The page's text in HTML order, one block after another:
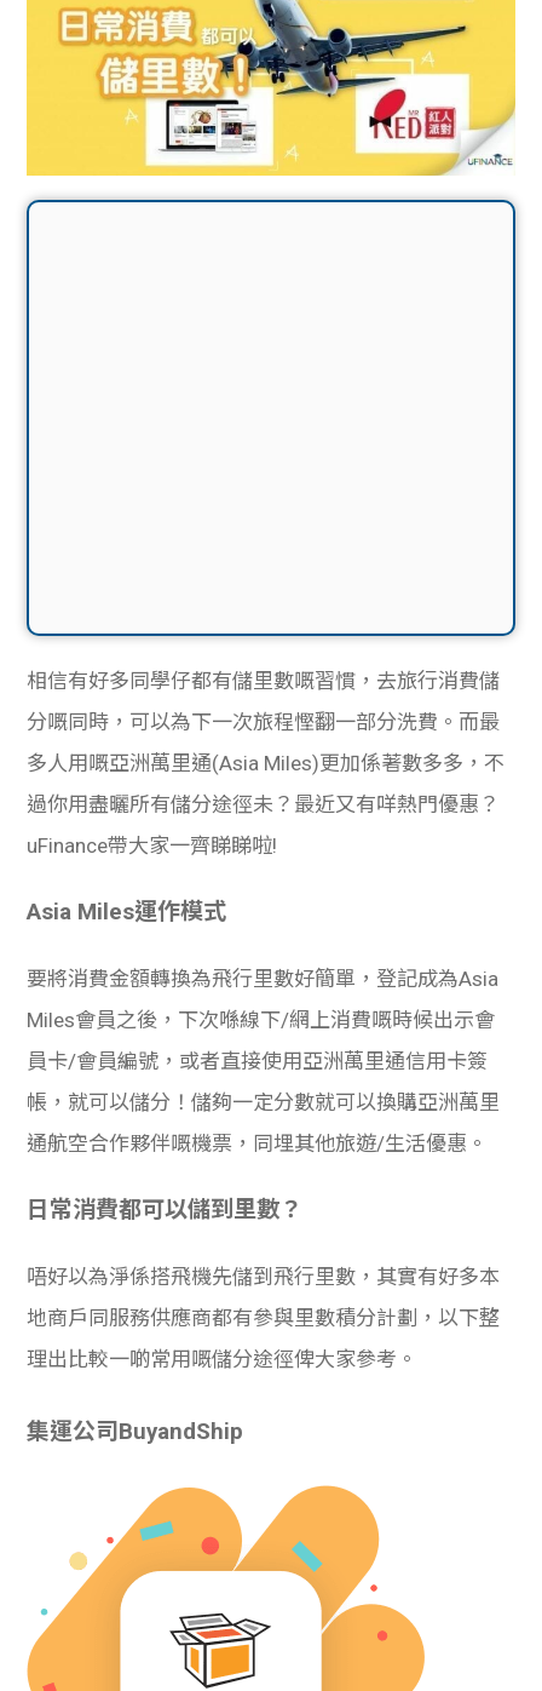
相信有好多同學仔都有儲里數嘅習慣，去旅行消費儲
分嘅同時，可以為下一次旅程慳翻一部分洗費。而最
多人用嘅亞洲萬里通(Asia Miles)更加係著數多多，不
過你用盡曬所有儲分途徑未？最近又有咩熱門優惠？
uFinance帶大家一齊睇睇啦!
Asia Miles運作模式
要將消費金額轉換為飛行里數好簡單，登記成為Asia
Miles會員之後，下次喺線下/網上消費嘅時候出示會
員卡/會員編號，或者直接使用亞洲萬里通信用卡簽
帳，就可以儲分！儲夠一定分數就可以換購亞洲萬里
通航空合作夥伴嘅機票，同埋其他旅遊/生活優惠。
日常消費都可以儲到里數？
唔好以為淨係搭飛機先儲到飛行里數，其實有好多本
地商戶同服務供應商都有參與里數積分計劃，以下整
理出比較一啲常用嘅儲分途徑俾大家參考。
集運公司BuyandShip